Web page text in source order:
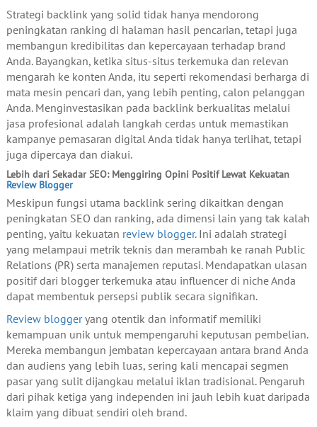
Strategi backlink yang solid tidak hanya mendorong
peningkatan ranking di halaman hasil pencarian, tetapi juga
membangun kredibilitas dan kepercayaan terhadap brand
Anda. Bayangkan, ketika situs-situs terkemuka dan relevan
mengarah ke konten Anda, itu seperti rekomendasi berharga di
mata mesin pencari dan, yang lebih penting, calon pelanggan
Anda. Menginvestasikan pada backlink berkualitas melalui
jasa profesional adalah langkah cerdas untuk memastikan
kampanye pemasaran digital Anda tidak hanya terlihat, tetapi
juga dipercaya dan diakui.
Lebih dari Sekadar SEO: Menggiring Opini Positif Lewat Kekuatan
Review Blogger
Meskipun fungsi utama backlink sering dikaitkan dengan
peningkatan SEO dan ranking, ada dimensi lain yang tak kalah
penting, yaitu kekuatan review blogger. Ini adalah strategi
yang melampaui metrik teknis dan merambah ke ranah Public
Relations (PR) serta manajemen reputasi. Mendapatkan ulasan
positif dari blogger terkemuka atau influencer di niche Anda
dapat membentuk persepsi publik secara signifikan.
Review bloggeryang otentik dan informatif memiliki
kemampuan unik untuk mempengaruhi keputusan pembelian.
Mereka membangun jembatan kepercayaan antara brand Anda
dan audiens yang lebih luas, sering kali mencapai segmen
pasar yang sulit dijangkau melalui iklan tradisional. Pengaruh
dari pihak ketiga yang independen ini jauh lebih kuat daripada
klaim yang dibuat sendiri oleh brand.